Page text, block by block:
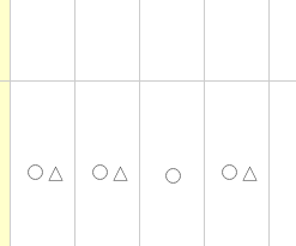
△ △ △